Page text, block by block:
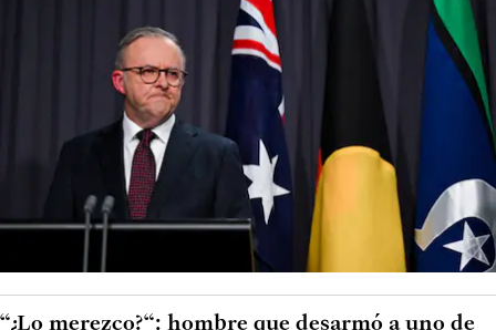
“¿Lo merezco?“: hombre que desarmó a uno de